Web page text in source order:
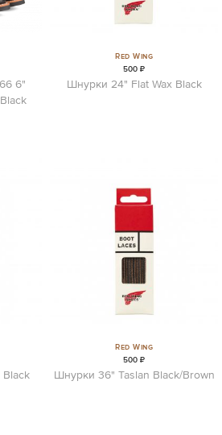
6"
Red Wing
500 ₽
Шнурки 24" Flat Wax Black
Red Wing
500 ₽
Шнурки 36" Taslan Black/Brown